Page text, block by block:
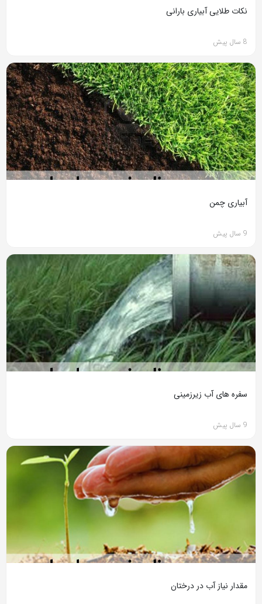
نکات طلایی آبیاری بارانی
8 سال پیش
آبیاری چمن
9 سال پیش
سفره های آب زیرزمینی
9 سال پیش
مقدار نیاز آب در درختان